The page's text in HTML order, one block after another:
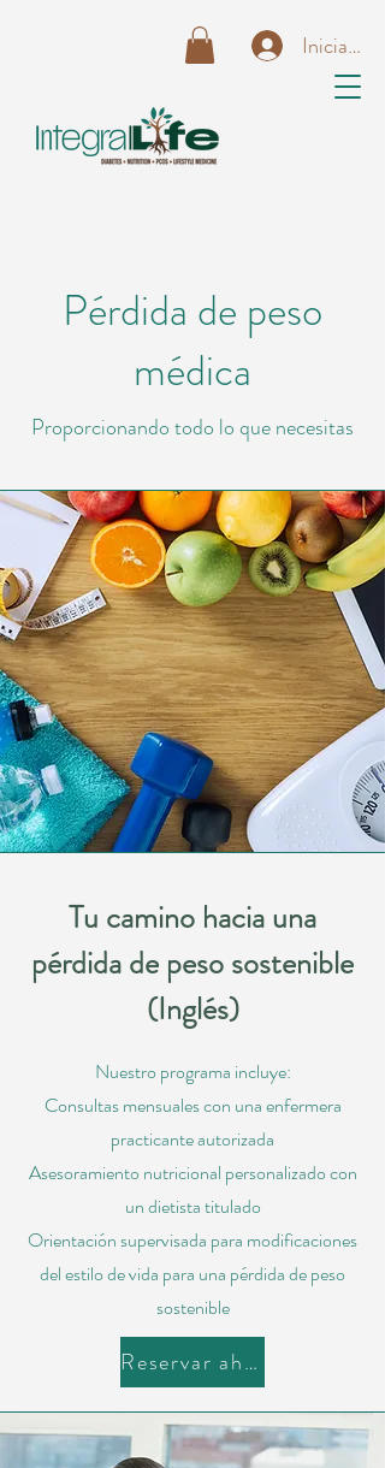
Iniciar
Pérdida de peso
médica
Proporcionando todo lo que necesitas
Tu camino hacia una
pérdida de peso sostenible
(Inglés)
Nuestro programa incluye:
Consultas mensuales con una enfermera
practicante autorizada
Asesoramiento nutricional personalizado con
un dietista titulado
Orientación supervisada para modificaciones
del estilo de vida para una pérdida de peso
sostenible
Reservar ahora